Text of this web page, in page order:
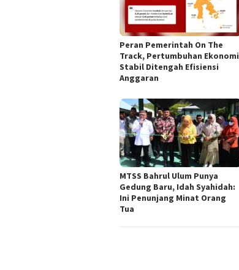
Peran Pemerintah On The
Track, Pertumbuhan Ekonomi
Stabil Ditengah Efisiensi
Anggaran
MTSS Bahrul Ulum Punya
Gedung Baru, Idah Syahidah:
Ini Penunjang Minat Orang
Tua